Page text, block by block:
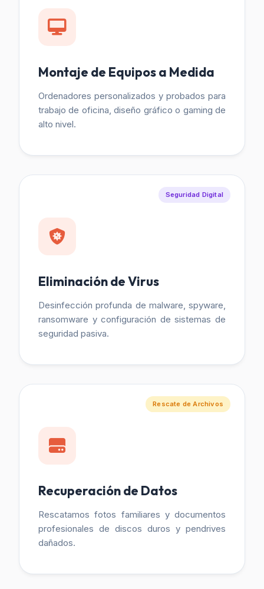
Montaje de Equipos a Medida
Ordenadores personalizados y probados para
trabajo de oficina, diseño gráfico o gaming de
alto nivel.
Seguridad Digital
Eliminación de Virus
Desinfección profunda de malware, spyware,
ransomware y configuración de sistemas de
seguridad pasiva.
Rescate de Archivos
Recuperación de Datos
Rescatamos fotos familiares y documentos
profesionales de discos duros y pendrives
dañados.